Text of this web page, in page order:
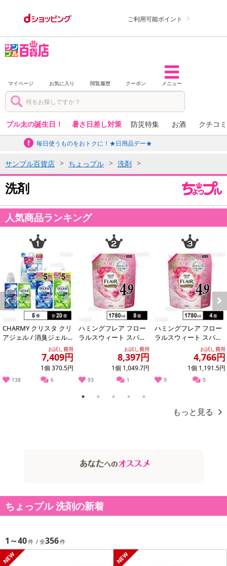
ご利用可能ポイント
マイページ お気に入り 閲覧履歴 クーポン メニュー
プル太の誕生日！ 暑さ日差し対策 防災特集 お酒 クチコ
毎日使うものをおトクに！★日用品デー★
サンプル百貨店 ちょっプル 洗剤
洗剤
人気商品ランキング
Previous
CHARMY クリスタ クリ
アジェル / 消臭ジェル
本体＆つめかえ用セッ
お試し費用
7,409円
1個 370.5円
138 6
ハミングフレア フロー
ラルスウィート スパウ
トパウチ 1780ml ※商品
お試し費用
8,397円
1個 1,049.7円
93 1
ハミングフレア フロー
ラルスウィート スパウ
トパウチ 1780ml ※商品
お試し費用
4,766円
1個 1,191.5円
9 0
Next
1 2 3 4 5
もっと見る
ちょっプル 洗剤の新着
1～40 356